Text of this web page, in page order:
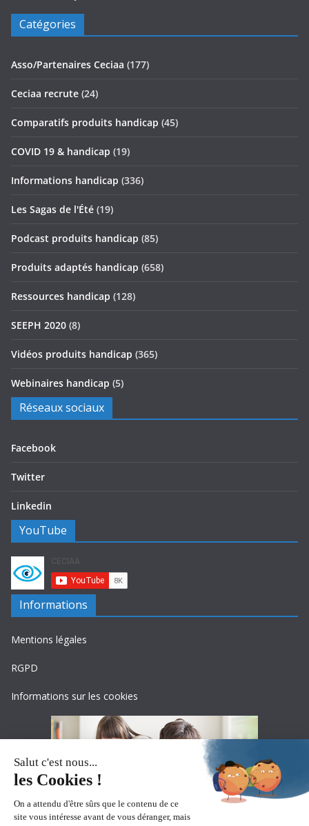
Catégories
Asso/Partenaires Ceciaa (177)
Ceciaa recrute (24)
Comparatifs produits handicap (45)
COVID 19 & handicap (19)
Informations handicap (336)
Les Sagas de l'Été (19)
Podcast produits handicap (85)
Produits adaptés handicap (658)
Ressources handicap (128)
SEEPH 2020 (8)
Vidéos produits handicap (365)
Webinaires handicap (5)
Réseaux sociaux
Facebook
Twitter
Linkedin
YouTube
Informations
Mentions légales
RGPD
Informations sur les cookies